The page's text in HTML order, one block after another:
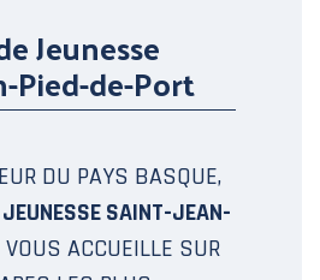
Jeunesse
Pied-de-Port
DU PAYS BASQUE,
JEUNESSE SAINT-JEAN-
VOUS ACCUEILLE SUR